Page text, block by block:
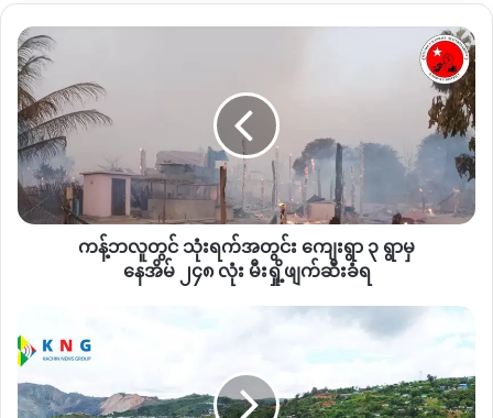
ဒေသခံများ၏ ပြောဆိုချက်အရ ယင်းအမျိုးသားနှစ်ဦးကို စစ်
ကောင်စီဖမ်းထားသည်ဟုပြောဆိုထားသော်လည်း
သတင်း
ဌာနအနေဖြင့် အသေးစိတ်အတည်ပြုရန်ခက်ခဲနေဆဲ ဖြစ်သည်။
Copy URL
ကန့်
ဘ
လူ
တွင်
သုံး
ရက်
အတွင်း
ကျေးရွာ ၃ ရွာ
မှ
နေအိမ် ၂၄၈ လုံး မီးရှို့
ကန့်ဘလူတွင် သုံးရက်အတွင်း ကျေးရွာ ၃ ရွာမှ
နေအိမ် ၂၄၈ လုံး မီးရှို့ဖျက်ဆီးခံရ
ကန့်
တွင်
စစ်
ကောင်စီ